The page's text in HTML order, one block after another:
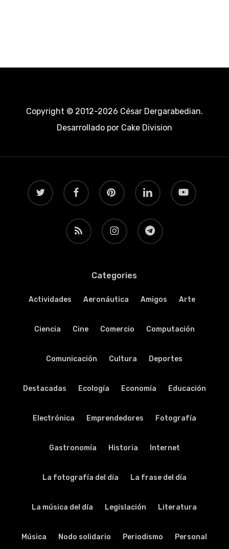
Copyright © 2012-2026 César Dergarabedian.
Desarrollado porCake Division
twitter facebook pinterest linkedin youtube
RSS instagram telegram
Categories
Actividades Aeronáutica Amigos Arte
Ciencia Cine Comercio Computación
Comunicación Cultura Deportes
Destacadas Ecología Economía Educación
Electrónica Emprendedores Fotografía
Gastronomía Historia Internet
La fotografía del día La frase del día
La música del día Legislación Literatura
Música Nodo solidario Periodismo Personal